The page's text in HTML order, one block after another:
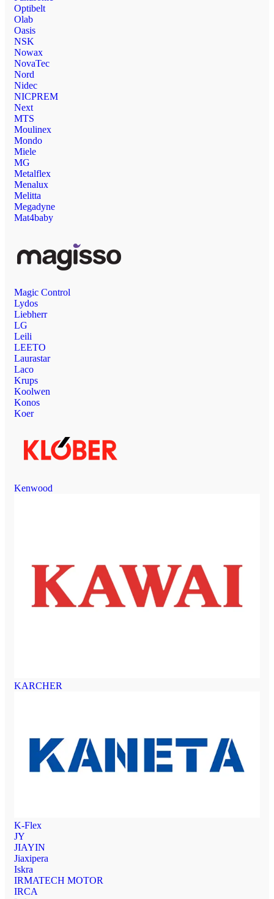
Optibelt
Olab
Oasis
NSK
Nowax
NovaTec
Nord
Nidec
NICPREM
Next
MTS
Moulinex
Mondo
Miele
MG
Metalflex
Menalux
Melitta
Megadyne
Mat4baby
Magic Control
Lydos
Liebherr
LG
Leili
LEETO
Laurastar
Laco
Krups
Koolwen
Konos
Koer
Kenwood
KARCHER
K-Flex
JY
JIAYIN
Jiaxipera
Iskra
IRMATECH MOTOR
IRCA